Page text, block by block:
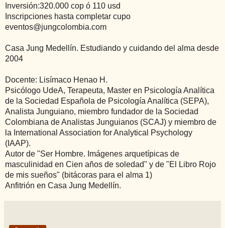
Inversión:320.000 cop ó 110 usd
Inscripciones hasta completar cupo
eventos@jungcolombia.com
Casa Jung Medellín. Estudiando y cuidando del alma desde
2004
Docente: Lisímaco Henao H.
Psicólogo UdeA, Terapeuta, Master en Psicología Analítica
de la Sociedad Española de Psicología Analítica (SEPA),
Analista Junguiano, miembro fundador de la Sociedad
Colombiana de Analistas Junguianos (SCAJ) y miembro de
la International Association for Analytical Psychology
(IAAP).
Autor de "Ser Hombre. Imágenes arquetípicas de
masculinidad en Cien años de soledad" y de "El Libro Rojo
de mis sueños" (bitácoras para el alma 1)
Anfitrión en Casa Jung Medellín.